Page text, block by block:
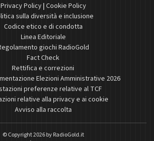
Privacy Policy| Cookie Policy
sulla diversità e inclusione
Codice etico e di condotta
Linea Editoriale
giochi RadioGold
Fact Check
Rettifica e correzioni
Elezioni Amministrative 2026
preferenze relative al TCF
relative alla privacy e ai cookie
Avviso alla raccolta
© Copyright 2026 byRadioGold.it